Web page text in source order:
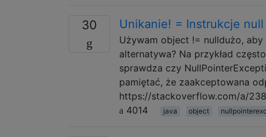
30 Unikanie! = Instrukcje null
Używam object != nulldużo,
alternatywa? Na przykład
sprawdza czy
pamiętać, że zaakceptowana
https://stackoverflow.com/a/
4014
java object